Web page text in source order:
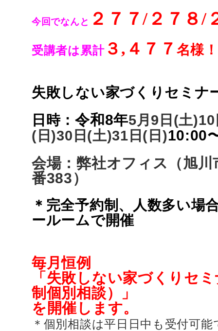
今回でなんと ２７７/２７８/
受講者は累計３,４７７ 名様！
失敗しない家づくりセミナ
日時：令和8年5月9日 (土
(日)30日 (土)31日(日)10:00
会場：弊社オフィス（旭
番383）
＊完全予約制、人数多い場
ールームで開催
毎月恒例
「失敗しない家づくりセ
制個別相談）」
を開催します。
＊個別相談は平日日中も受付可